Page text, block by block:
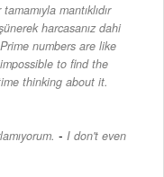
mantıklıdır
harcasanız dahi
Prime numbers are like
to find the
thinking about it.
- I don't even